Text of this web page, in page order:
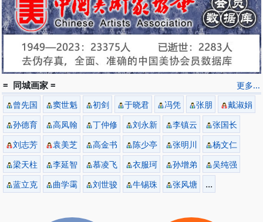
更多...
= 同城画家 =
曾先国 窦世魁 初剑 于晓君 冯凭 张朋
戴淑娟
孙德育
高凤翰 丁仲修 刘永新 李镇云
张国长
刘志芳
袁美芝 高金书 陈少亭 张明川
杨文仁
梁天柱
李延智 慕凌飞 衣服珂 孙增弟
吴纯强
蓝立克
曲学霭 刘世骏 牛锡珠 张风塘 ...